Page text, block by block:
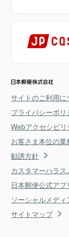
サイトのご利用に
プライバシーポリ
Webアクセシビ
お客さま本位の
勧誘方針
カスタマーハラ
日本郵便公式アプ
ソーシャルメディ
サイトマップ